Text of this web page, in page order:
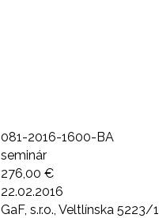
081-2016-1600-BA
seminár
276,00 €
22.02.2016
GaF, s.r.o., Veltlínska